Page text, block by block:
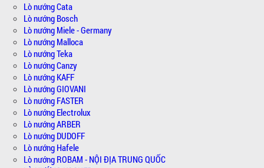
Lò nướng Cata
Lò nướng Bosch
Lò nướng Miele - Germany
Lò nướng Malloca
Lò nướng Teka
Lò nướng Canzy
Lò nướng KAFF
Lò nướng GIOVANI
Lò nướng FASTER
Lò nướng Electrolux
Lò nướng ARBER
Lò nướng DUDOFF
Lò nướng Hafele
Lò nướng ROBAM - NỘI ĐỊA TRUNG QUỐC